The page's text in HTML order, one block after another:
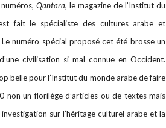
Qantara, le magazine de l’Institut du
fait le spécialiste des cultures arabe et
numéro spécial proposé cet été brosse un
civilisation si mal connue en Occident.
belle pour l’Institut du monde arabe de faire
non un florilège d’articles ou de textes mais
sur l’héritage culturel arabe et la